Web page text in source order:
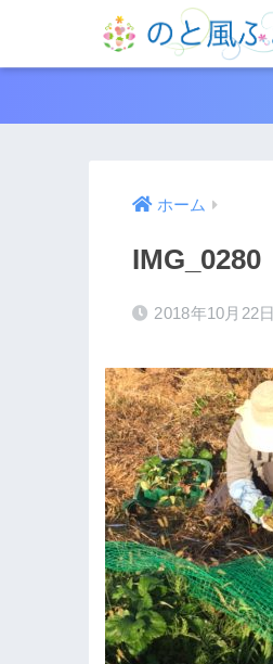
ホーム
IMG_0280
2018年10月22日